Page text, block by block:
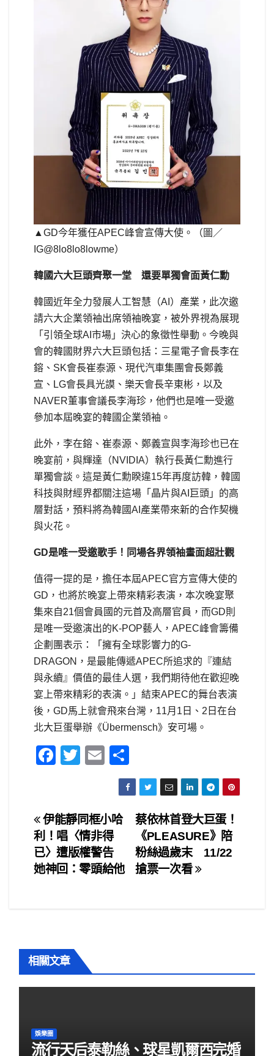
▲GD今年獲任APEC峰會宣傳大使。（圖／
IG@8lo8lo8lowme）
韓國六大巨頭齊聚一堂 還要單獨會面黃仁勳
韓國近年全力發展人工智慧（AI）產業，此次邀
請六大企業領袖出席領袖晚宴，被外界視為展現
「引領全球AI市場」決心的象徵性舉動。今晚與
會的韓國財界六大巨頭包括：三星電子會長李在
鎔、SK會長崔泰源、現代汽車集團會長鄭義
宣、LG會長具光謨、樂天會長辛東彬，以及
NAVER董事會議長李海珍，他們也是唯一受邀
參加本屆晚宴的韓國企業領袖。
此外，李在鎔、崔泰源、鄭義宣與李海珍也已在
晚宴前，與輝達（NVIDIA）執行長黃仁勳進行
單獨會談。這是黃仁勳睽違15年再度訪韓，韓國
科技與財經界都關注這場「晶片與AI巨頭」的高
層對話，預料將為韓國AI產業帶來新的合作契機
與火花。
GD是唯一受邀歌手！同場各界領袖畫面超壯觀
值得一提的是，擔任本屆APEC官方宣傳大使的
GD，也將於晚宴上帶來精彩表演，本次晚宴聚
集來自21個會員國的元首及高層官員，而GD則
是唯一受邀演出的K-POP藝人，APEC峰會籌備
企劃團表示：「擁有全球影響力的G-
DRAGON，是最能傳遞APEC所追求的『連結
與永續』價值的最佳人選，我們期待他在歡迎晚
宴上帶來精彩的表演。」結束APEC的舞台表演
後，GD馬上就會飛來台灣，11月1日、2日在台
北大巨蛋舉辦《Übermensch》安可場。
F
e
b
o
o
T
er
E
m
ail
h
ar
e
文
章
導
蔡依林首登大巨蛋！
《PLEASURE》陪
粉絲過歲末 11/22
搶票一次看
伊能靜同框小哈
利！唱〈情非得
已〉遭版權警告
她神回：零頭給他
相關文章
娛樂圈
流行天后泰勒絲、球星凱爾西完婚